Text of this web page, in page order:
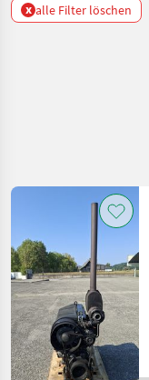
x alle Filter löschen
Kategorie 3
AKTUELLER
PFAD
Landtechnik
Reparatur
Und
Ersatzteile
Zurücksetzen